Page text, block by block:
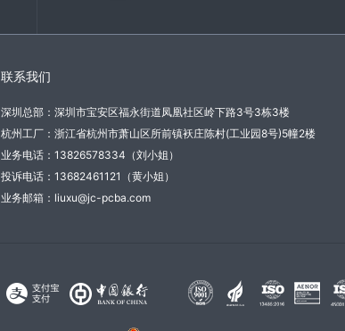
联系我们
深圳总部：深圳市宝安区福永街道凤凰社区岭下路3号3栋3楼
杭州工厂：浙江省杭州市萧山区所前镇袄庄陈村(工业园8号)5幢2楼
业务电话：13826578334（刘小姐）
投诉电话：13682461121（黄小姐）
业务邮箱：liuxu@jc-pcba.com